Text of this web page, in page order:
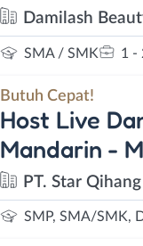
Damilash
SMA / SMK 1 -
Butuh Cepat!
Host Live
Mandarin -
PT. Star
SMP, SMA/SMK,